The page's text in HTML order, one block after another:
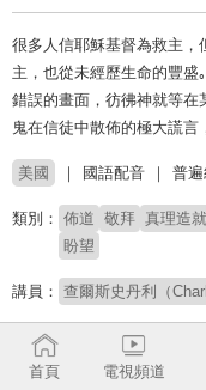
很多人信耶穌基督為救主，
主，也從未經歷生命的豐
錯誤的畫面，彷彿神就等在
鬼在信徒中散佈的極大謊言
美國 國語配音 普遍
類別： 佈道 敬拜 真理造就
盼望
講員： 查爾斯史丹利（
# 核心信仰
首頁 電視頻道